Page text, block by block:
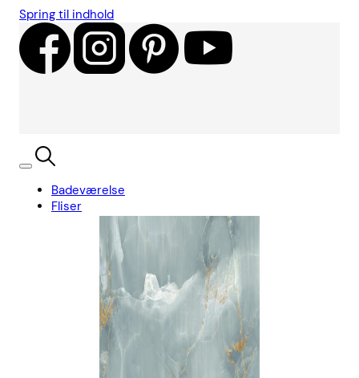
Spring til indhold
Badeværelse
Fliser
Kundecases
Kurv
Book
indretningskonsulent